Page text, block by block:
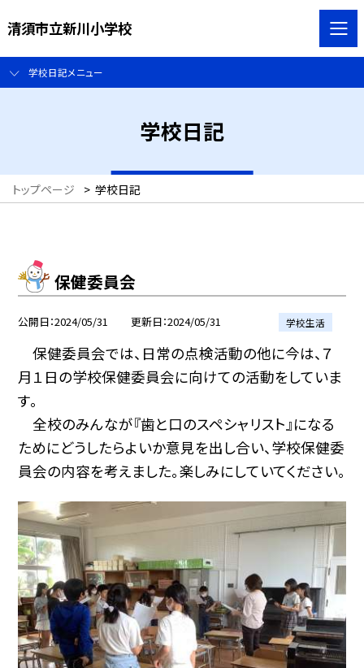
清須市立新川小学校
学校日記メニュー
学校日記
トップページ > 学校日記
保健委員会
公開日 2024/05/31 更新日 2024/05/31 学校生活
保健委員会では、日常の点検活動の他に今は、７
月１日の学校保健委員会に向けての活動をしていま
す。
全校のみんなが『歯と口のスペシャリスト』になる
ためにどうしたらよいか意見を出し合い、学校保健委
員会の内容を考えました。楽しみにしていてください。